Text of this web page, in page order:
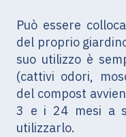
Può essere
del proprio
suo utilizzo è
(cattivi odori,
del compost
3 e i 24 mesi a
utilizzarlo.